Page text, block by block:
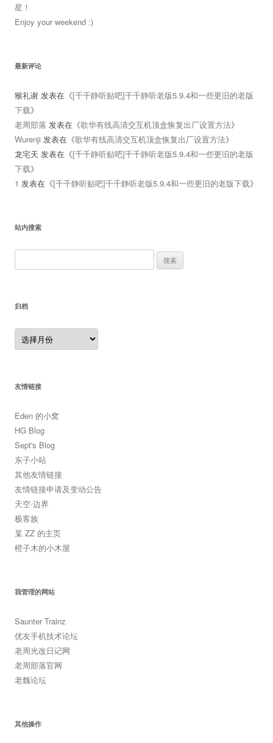
星！
Enjoy your weekend :)
最新评论
猴礼谢 发表在《[千千静听贴吧]千千静听老版5.9.4和一些更旧的老版
下载》
老周部落 发表在《歌华有线高清交互机顶盒恢复出厂设置方法》
Wurenji 发表在《歌华有线高清交互机顶盒恢复出厂设置方法》
龙宅天 发表在《[千千静听贴吧]千千静听老版5.9.4和一些更旧的老版
下载》
1 发表在《[千千静听贴吧]千千静听老版5.9.4和一些更旧的老版下载》
站内搜索
索：
归档
归
档
友情链接
Eden 的小窝
HG Blog
Sept's Blog
东子小站
其他友情链接
友情链接申请及变动公告
天空·边界
极客族
某 ZZ 的主页
橙子木的小木屋
我管理的网站
Saunter Trainz
优友手机技术论坛
老周光改日记网
老周部落官网
老魏论坛
其他操作